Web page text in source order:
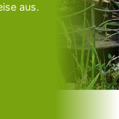
aus.